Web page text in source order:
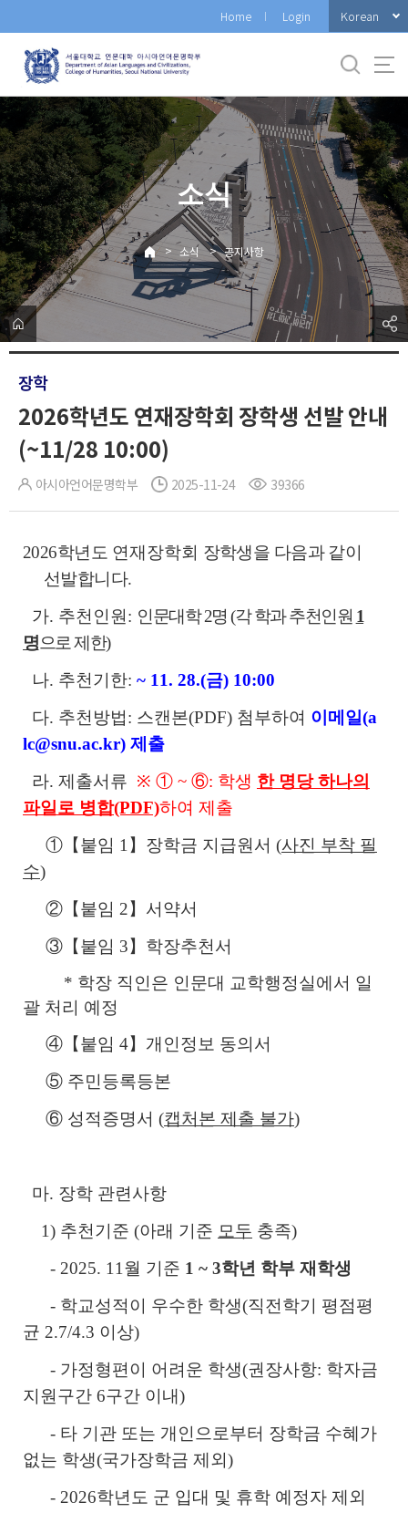
로
메
뉴
Home Login Korean
소식
> 소식 > 공지사항
장학
2026학년도 연재장학회 장학생 선발 안내
(~11/28 10:00)
아시아언어문명학부 2025-11-24 39366
2026학년도 연재장학회 장학생을 다음과 같이
선발합니다.
가. 추천인원: 인문대학 2명 (각 학과 추천인원 1
명으로 제한)
나. 추천기한: ~ 11. 28.(금) 10:00
다. 추천방법: 스캔본(PDF) 첨부하여 이메일(a
lc@snu.ac.kr) 제출
라. 제출서류 ※ ① ~ ⑥: 학생 한 명당 하나의
파일로 병합(PDF)하여 제출
①【붙임 1】장학금 지급원서 (사진 부착 필
수)
②【붙임 2】서약서
③【붙임 3】학장추천서
* 학장 직인은 인문대 교학행정실에서 일
괄 처리 예정
④【붙임 4】개인정보 동의서
⑤ 주민등록등본
⑥ 성적증명서 (캡처본 제출 불가)
마. 장학 관련사항
1) 추천기준 (아래 기준 모두 충족)
- 2025. 11월 기준 1 ~ 3학년 학부 재학생
- 학교성적이 우수한 학생(직전학기 평점평
균 2.7/4.3 이상)
- 가정형편이 어려운 학생(권장사항: 학자금
지원구간 6구간 이내)
- 타 기관 또는 개인으로부터 장학금 수혜가
없는 학생(국가장학금 제외)
- 2026학년도 군 입대 및 휴학 예정자 제외